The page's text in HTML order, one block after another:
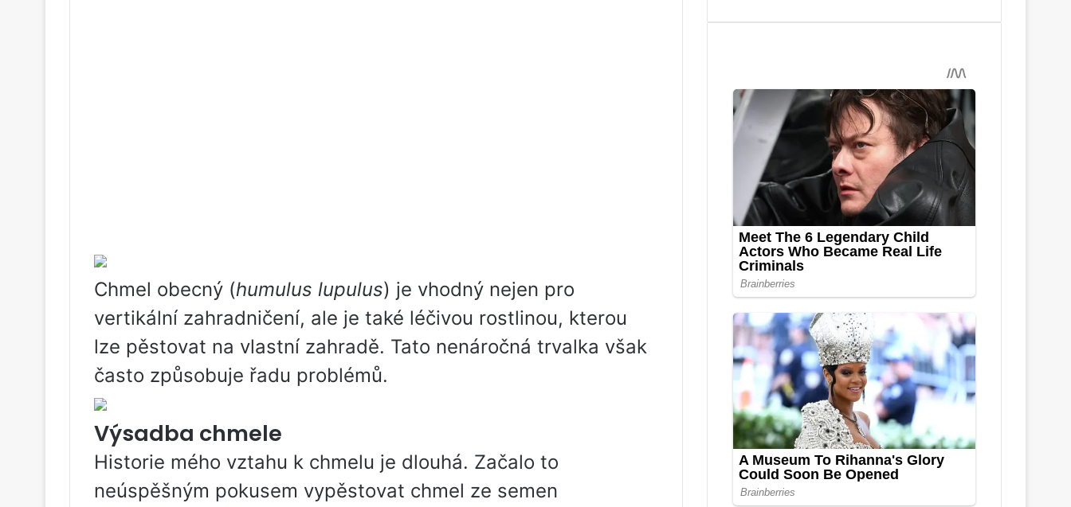
Chmel obecný (humulus lupulus) je vhodný nejen pro
vertikální zahradničení, ale je také léčivou rostlinou, kterou
lze pěstovat na vlastní zahradě. Tato nenáročná trvalka však
často způsobuje řadu problémů.
Výsadba chmele
Historie mého vztahu k chmelu je dlouhá. Začalo to
neúspěšným pokusem vypěstovat chmel ze semen